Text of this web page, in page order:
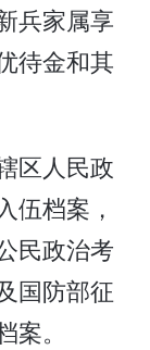
兵家属享
待金和其
区人民政
伍档案，
民政治考
国防部征
。